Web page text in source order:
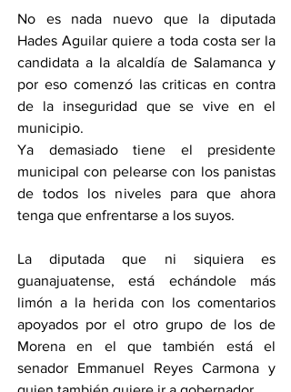
No es nada nuevo que la diputada
Hades Aguilar quiere a toda costa ser la
candidata a la alcaldía de Salamanca y
por eso comenzó las criticas en contra
de la inseguridad que se vive en el
municipio.
Ya demasiado tiene el presidente
municipal con pelearse con los panistas
de todos los niveles para que ahora
tenga que enfrentarse a los suyos.
La diputada que ni siquiera es
guanajuatense, está echándole más
limón a la herida con los comentarios
apoyados por el otro grupo de los de
Morena en el que también está el
senador Emmanuel Reyes Carmona y